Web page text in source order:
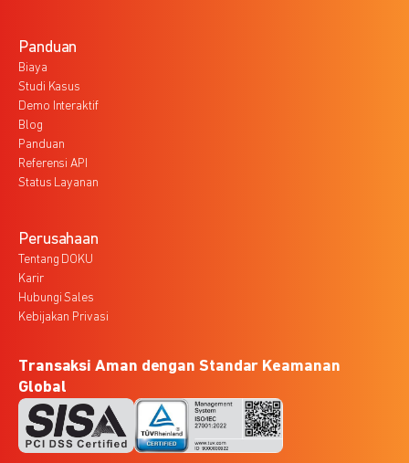
Panduan
Biaya
Studi Kasus
Demo Interaktif
Blog
Panduan
Referensi API
Status Layanan
Perusahaan
Tentang DOKU
Karir
Hubungi Sales
Kebijakan Privasi
Transaksi Aman dengan Standar Keamanan
Global